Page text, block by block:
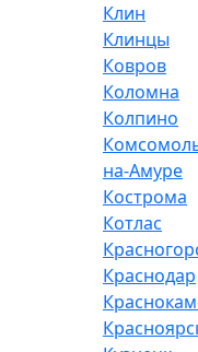
Клин
Клинцы
Ковров
Коломна
Колпино
на-Амуре
Кострома
Котлас
Краснодар